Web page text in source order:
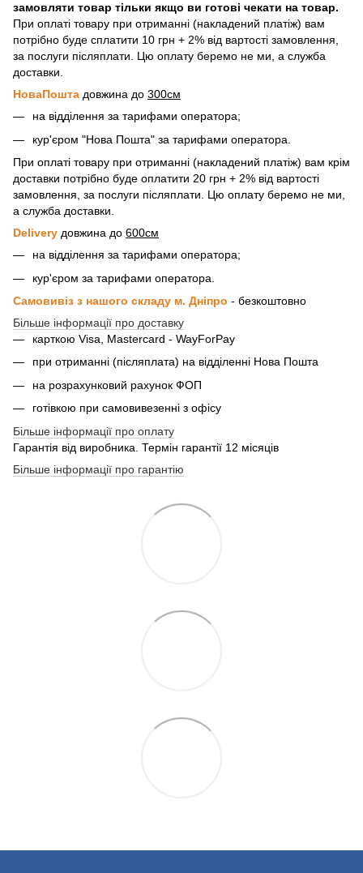
замовляти товар тільки якщо ви готові чекати на товар.
При оплаті товару при отриманні (накладений платіж) вам
потрібно буде сплатити 10 грн + 2% від вартості замовлення,
за послуги післяплати. Цю оплату беремо не ми, а служба
доставки.
НоваПошта довжина до 300см
на відділення за тарифами оператора;
кур'єром "Нова Пошта" за тарифами оператора.
При оплаті товару при отриманні (накладений платіж) вам крім
доставки потрібно буде оплатити 20 грн + 2% від вартості
замовлення, за послуги післяплати. Цю оплату беремо не ми,
а служба доставки.
Delivery довжина до 600см
на відділення за тарифами оператора;
кур'єром за тарифами оператора.
Самовивіз з нашого складу м. Дніпро - безкоштовно
Більше інформації про доставку
карткою Visa, Mastercard - WayForPay
при отриманні (післяплата) на відділенні Нова Пошта
на розрахунковий рахунок ФОП
готівкою при самовивезенні з офісу
Більше інформації про оплату
Гарантія від виробника. Термін гарантії 12 місяців
Більше інформації про гарантію